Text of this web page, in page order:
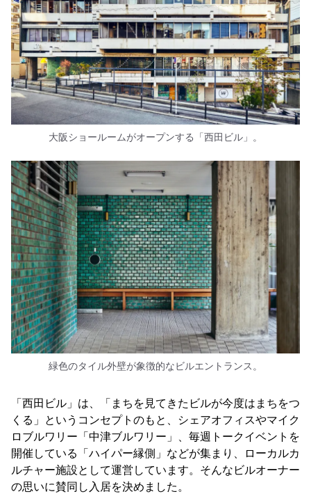
大阪ショールームがオープンする「西田ビル」。
緑色のタイル外壁が象徴的なビルエントランス。
「西田ビル」は、「まちを見てきたビルが今度はまちをつ
くる」というコンセプトのもと、シェアオフィスやマイク
ロブルワリー「中津ブルワリー」、毎週トークイベントを
開催している「ハイパー縁側」などが集まり、ローカルカ
ルチャー施設として運営しています。そんなビルオーナー
の思いに賛同し入居を決めました。